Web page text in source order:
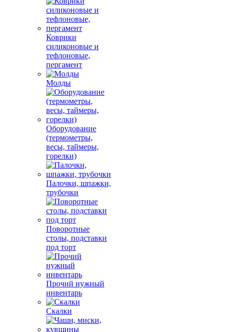
Коврики
силиконовые и
тефлоновые,
пергамент
Молды
Оборудование
(термометры,
весы, таймеры,
горелки)
Палочки, шпажки,
трубочки
Поворотные
столы, подставки
под торт
Прочий нужный
инвентарь
Скалки